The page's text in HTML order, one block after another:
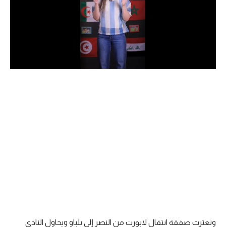
الدوري السعودي للمحترفين
وتعثرت صفقة انتقال لابورت من النصر إلى بلباو ويحاول النادي